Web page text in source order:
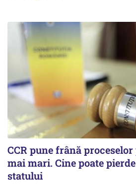
CCR pune frână
mai mari. Cine poate
statului